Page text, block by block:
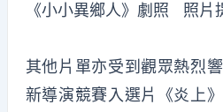
《小小異鄉人》劇照 照片
其他片單亦受到觀眾熱烈
新導演競賽入選片《炎上